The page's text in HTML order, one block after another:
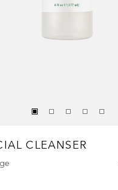
CLEANSER